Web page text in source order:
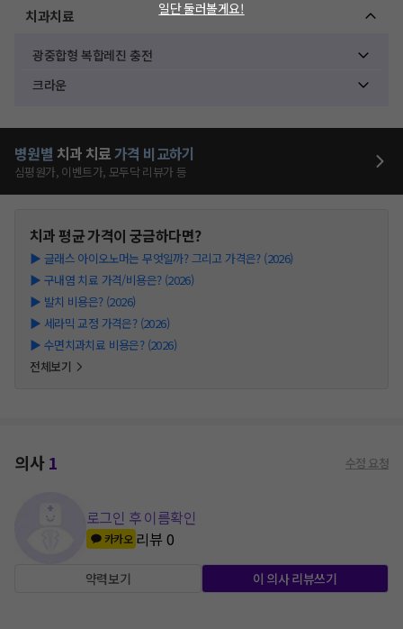
치과치료
광중합형 복합레진 충전
크라운
병원별 치과 치료가격 비교하기
심평원가, 이벤트가, 모두닥 리뷰가 등
치과평균 가격이 궁금하다면?
▶ 글래스 아이오노머는 무엇일까? 그리고 가격은? (2026)
▶ 구내염 치료 가격/비용은? (2026)
▶ 발치 비용은? (2026)
▶ 세라믹 교정 가격은? (2026)
▶ 수면치과치료 비용은? (2026)
전체보기
의사1 수정 요청
로그인 후 이름확인
카카오 리뷰0
약력보기 이 의사 리뷰쓰기
일단 둘러볼게요!